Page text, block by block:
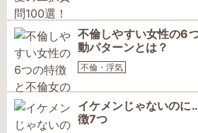
不倫しやすい女性の6
動パターンとは？
不倫・浮気
イケメンじゃないのに
徴7つ